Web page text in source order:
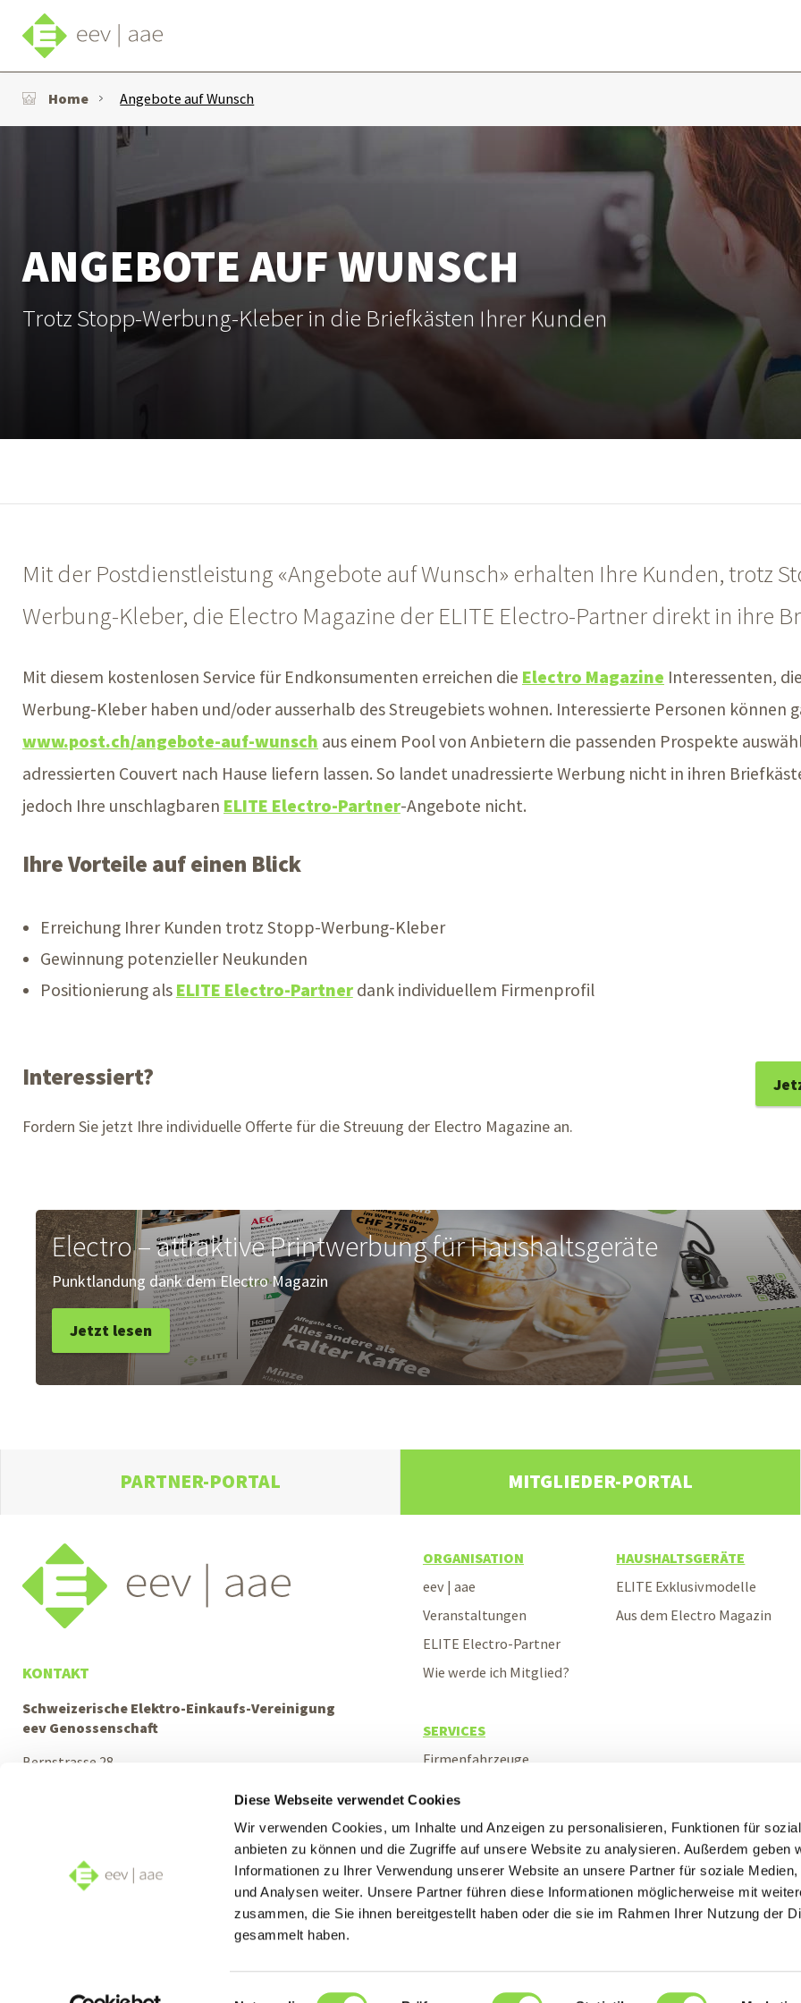
Diese Webseite verwendet Cookies
Wir verwenden Cookies, um Inhalte und Anzeigen zu personalisieren, Funktionen für
anbieten zu können und die Zugriffe auf unsere Website zu analysieren. Außerdem geben
Informationen zu Ihrer Verwendung unserer Website an unsere Partner für soziale Medien,
und Analysen weiter. Unsere Partner führen diese Informationen möglicherweise mit
zusammen, die Sie ihnen bereitgestellt haben oder die sie im Rahmen Ihrer Nutzung der
gesammelt haben.
Einwilligungsauswahl
Home Angebote auf Wunsch
ANGEBOTE AUF WUNSCH
Trotz Stopp-Werbung-Kleber in die Briefkästen Ihrer Kunden
Mit der Postdienstleistung «Angebote auf Wunsch» erhalten Ihre Kunden, trotz
Werbung-Kleber, die Electro Magazine der ELITE Electro-Partner direkt in ihre
Mit diesem kostenlosen Service für Endkonsumenten erreichen die Electro Magazine Interessenten,
Werbung-Kleber haben und/oder ausserhalb des Streugebiets wohnen. Interessierte Personen können
www.post.ch/angebote-auf-wunsch aus einem Pool von Anbietern die passenden Prospekte
adressierten Couvert nach Hause liefern lassen. So landet unadressierte Werbung nicht in ihren
jedoch Ihre unschlagbaren ELITE Electro-Partner-Angebote nicht.
Ihre Vorteile auf einen Blick
Erreichung Ihrer Kunden trotz Stopp-Werbung-Kleber
Gewinnung potenzieller Neukunden
Positionierung als ELITE Electro-Partnerdank individuellem Firmenprofil
Interessiert?
Fordern Sie jetzt Ihre individuelle Offerte für die Streuung der Electro Magazine an.
Electro – attraktive Printwerbung für Haushalts­geräte
Punktlandung dank dem Electro Magazin
Jetzt lesen
PARTNER-PORTAL MITGLIEDER-PORTAL
KONTAKT
Schweizerische Elektro-Einkaufs-Vereinigung
eev Genossenschaft
Bernstrasse 28
Telefonische Unterstützung und Beratung
Mo–Do: 08:00–12:00 Uhr und 13:30–17:00 Uhr
Fr: 08:00–12:00 Uhr und 13:30–16:00 Uhr
ORGANISATION
eev | aae
Veranstaltungen
ELITE Electro-Partner
Wie werde ich Mitglied?
HAUSHALTSGERÄTE
ELITE Exklusivmodelle
Aus dem Electro Magazin
SERVICES
Firmenfahrzeuge
Rechnungsabwicklung
Weiterbildung